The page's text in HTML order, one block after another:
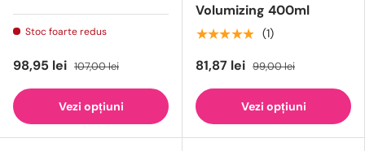
Stoc foarte redus
98,95 lei 107,00 lei
Vezi opțiuni
Volumizing 400ml
★★★★★ (1)
81,87 lei 99,00 lei
Vezi opțiuni